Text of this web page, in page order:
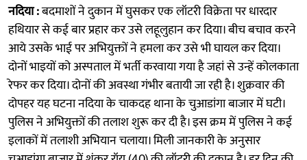
नदिया :बदमाशों ने दुकान में घुसकर एक लॉटरी विक्रेता पर धारदार
हथियार से कई बार प्रहार कर उसे लहूलुहान कर दिया। बीच बचाव करने
आये उसके भाई पर अभियुक्तों ने हमला कर उसे भी घायल कर दिया।
दोनों भाइयों को अस्पताल में भर्ती करवाया गया है जहां से उन्हें कोलकाता
रेफर कर दिया। दोनों की अवस्था गंभीर बतायी जा रही है। शुक्रवार की
दोपहर यह घटना नदिया के चाकदह थाना के चुआडांगा बाजार में घटी।
पुलिस ने अभियुक्तों की तलाश शुरू कर दी है। इस क्रम में पुलिस ने कई
इलाकों में तलाशी अभियान चलाया। मिली जानकारी के अनुसार